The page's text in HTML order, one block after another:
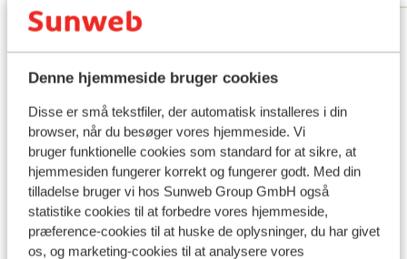
Denne hjemmeside bruger cookies
Disse er små tekstfiler, der automatisk installeres i din
browser, når du besøger vores hjemmeside. Vi
bruger funktionelle cookies som standard for at sikre, at
hjemmesiden fungerer korrekt og fungerer godt. Med din
tilladelse bruger vi hos Sunweb Group GmbH også
statistike cookies til at forbedre vores hjemmeside,
præference-cookies til at huske de oplysninger, du har givet
os, og marketing-cookies til at analysere vores
Se alle 23 anmeldelser
Lokation
Se på kort